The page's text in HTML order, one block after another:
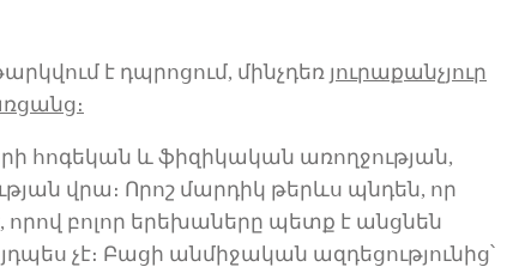
է դպրոցում, մինչդեռ յուրաքանչյուր
հոգեկան և ֆիզիկական առողջության,
վրա։ Որոշ մարդիկ թերևս պնդեն, որ
որով բոլոր երեխաները պետք է անցնեն
չէ։ Բացի անմիջական ազդեցությունից՝